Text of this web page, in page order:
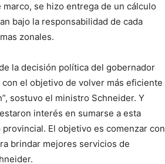
se hizo entrega de un cálculo
bajo la responsabilidad de cada
zonales.
la decisión política del gobernador
el objetivo de volver más eficiente
sostuvo el ministro Schneider. Y
interés en sumarse a esta
El objetivo es comenzar con
brindar mejores servicios de